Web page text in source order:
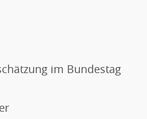
im Bundestag